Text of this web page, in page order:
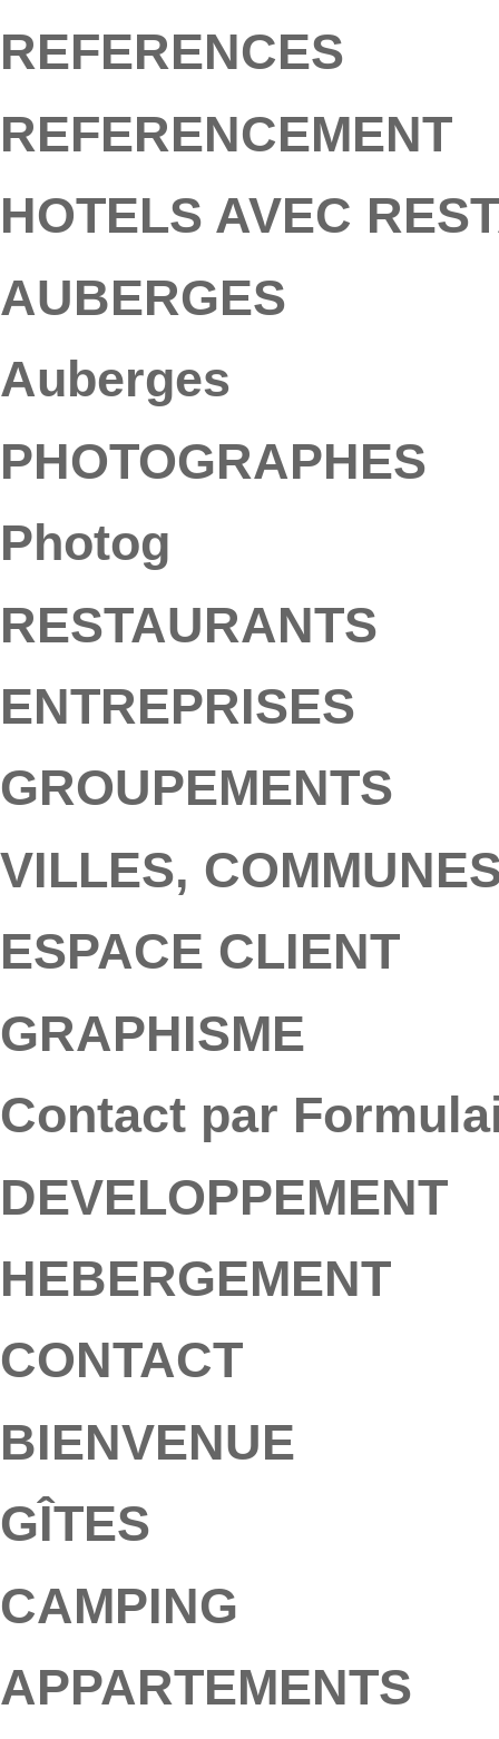
REFERENCES
REFERENCEMENT
HOTELS AVEC
AUBERGES
Auberges
PHOTOGRAPHES
Photog
RESTAURANTS
ENTREPRISES
GROUPEMENTS
VILLES,
ESPACE CLIENT
GRAPHISME
Contact par
DEVELOPPEMENT
HEBERGEMENT
CONTACT
BIENVENUE
GÎTES
CAMPING
APPARTEMENTS